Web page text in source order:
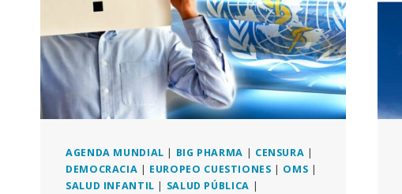
AGENDA MUNDIAL | BIG PHARMA | CENSURA |
DEMOCRACIA | EUROPEO CUESTIONES | OMS |
SALUD INFANTIL | SALUD PÚBLICA |